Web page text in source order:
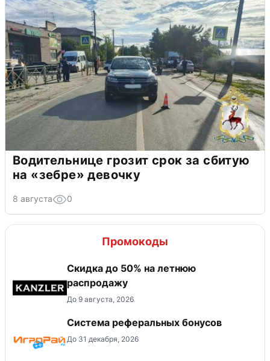
Водительнице грозит срок за сбитую
на «зебре» девочку
8 августа 0
Промокоды
Скидка до 50% на летнюю
распродажу
До 9 августа, 2026
Система реферальных бонусов
До 31 декабря, 2026